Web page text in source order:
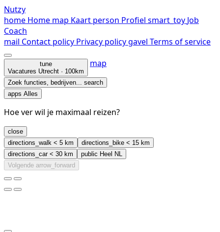
Nutzy
home Home map Kaart person Profiel smart_toy Job
Coach
mail Contact policy Privacy policygavel Terms of service
tune
Vacatures Utrecht · 100km
map
Zoek functies, bedrijven... search
apps Alles
Hoe ver wil je maximaal reizen?
close
directions_walk < 5 km directions_bike < 15 km
directions_car< 30 km public Heel NL
Volgende arrow_forward